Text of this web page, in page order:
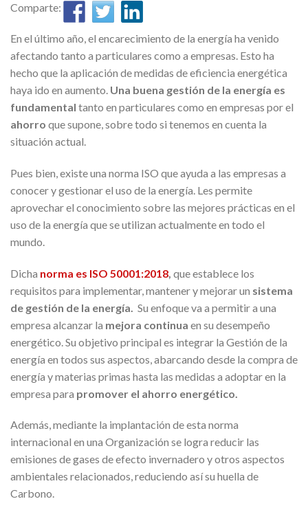
Comparte:
En el último año, el encarecimiento de la energía ha venido
afectando tanto a particulares como a empresas. Esto ha
hecho que la aplicación de medidas de eficiencia energética
haya ido en aumento. Una buena gestión de la energía es
fundamental tanto en particulares como en empresas por el
ahorro que supone, sobre todo si tenemos en cuenta la
situación actual.
Pues bien, existe una norma ISO que ayuda a las empresas a
conocer y gestionar el uso de la energía. Les permite
aprovechar el conocimiento sobre las mejores prácticas en el
uso de la energía que se utilizan actualmente en todo el
mundo.
Dicha norma es ISO 50001:2018 que establece los
requisitos para implementar, mantener y mejorar un sistema
de gestión de la energía. Su enfoque va a permitir a una
empresa alcanzar la mejora continua en su desempeño
energético. Su objetivo principal es integrar la Gestión de la
energía en todos sus aspectos, abarcando desde la compra de
energía y materias primas hasta las medidas a adoptar en la
empresa para promover el ahorro energético.
Además, mediante la implantación de esta norma
internacional en una Organización se logra reducir las
emisiones de gases de efecto invernadero y otros aspectos
ambientales relacionados, reduciendo así su huella de
Carbono.